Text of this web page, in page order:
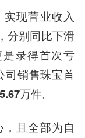
实现营业收入
分别同比下滑
是录得首次亏
司销售珠宝首
万件。
且全部为自